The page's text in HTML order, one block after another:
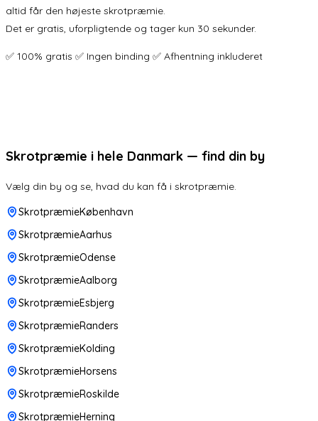
altid får den højeste skrotpræmie.
Det er gratis, uforpligtende og tager kun 30 sekunder.
✅ 100% gratis ✅ Ingen binding ✅ Afhentning inkluderet
Skrotpræmie i hele Danmark — find din by
Vælg din by og se, hvad du kan få i skrotpræmie.
SkrotpræmieKøbenhavn
SkrotpræmieAarhus
SkrotpræmieOdense
SkrotpræmieAalborg
SkrotpræmieEsbjerg
SkrotpræmieRanders
SkrotpræmieKolding
SkrotpræmieHorsens
SkrotpræmieRoskilde
SkrotpræmieHerning